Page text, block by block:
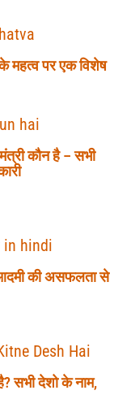
महत्व पर एक विशेष
कौन है – सभी
की असफलता से
सभी देशो के नाम,